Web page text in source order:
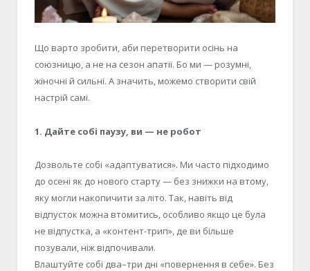
Що варто зробити, аби перетворити осінь на
союзницю, а не на сезон апатії. Бо ми — розумні,
жіночні й сильні. А значить, можемо створити свій
настрій самі.
1. Дайте собі паузу, ви — не робот
Дозвольте собі «адаптуватися». Ми часто підходимо
до осені як до нового старту — без знижки на втому,
яку могли накопичити за літо. Так, навіть від
відпусток можна втомитись, особливо якщо це була
не відпустка, а «контент-трип», де ви більше
позували, ніж відпочивали.
Влаштуйте собі два–три дні «повернення в себе». Без